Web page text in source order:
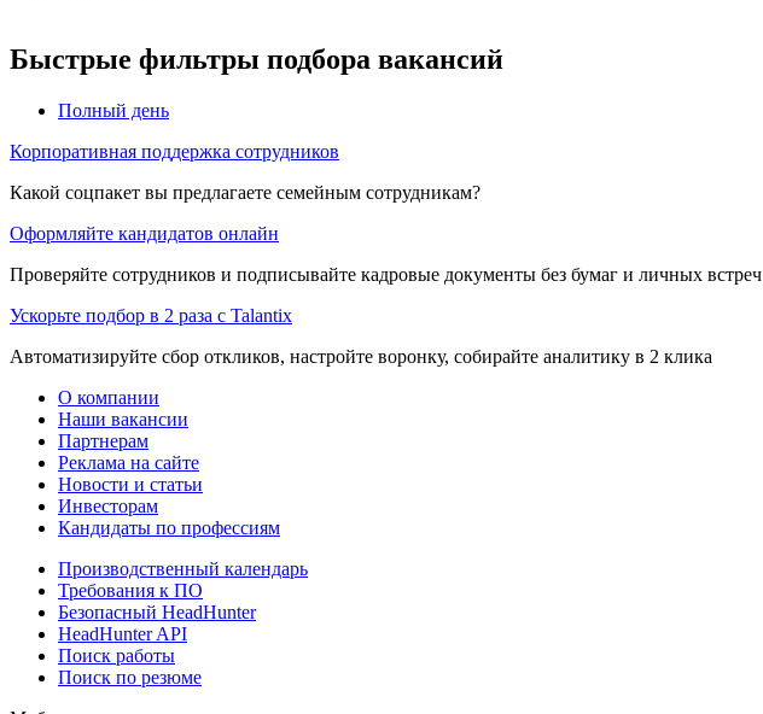
Быстрые фильтры подбора вакансий
Полный день
Корпоративная поддержка сотрудников
Какой соцпакет вы предлагаете семейным сотрудникам?
Оформляйте кандидатов онлайн
Проверяйте сотрудников и подписывайте кадровые документы без бумаг и личных встреч
Ускорьте подбор в 2 раза с Talantix
Автоматизируйте сбор откликов, настройте воронку, собирайте аналитику в 2 клика
О компании
Наши вакансии
Партнерам
Реклама на сайте
Новости и статьи
Инвесторам
Кандидаты по профессиям
Производственный календарь
Требования к ПО
Безопасный HeadHunter
HeadHunter API
Поиск работы
Поиск по резюме